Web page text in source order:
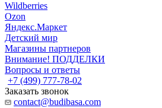
Wildberries
Ozon
Яндекс.Маркет
Детский мир
Магазины партнеров
Внимание! ПОДДЕЛКИ
Вопросы и ответы
+7 (499) 777-78-02
Заказать звонок
contact@budibasa.com